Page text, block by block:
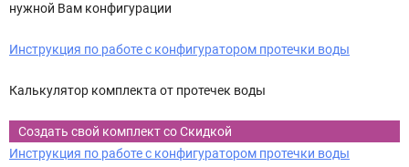
нужной Вам конфигурации
Инструкция по работе с конфигуратором протечки воды
Калькулятор комплекта от протечек воды
Создать свой комплект со Скидкой
Инструкция по работе с конфигуратором протечки воды